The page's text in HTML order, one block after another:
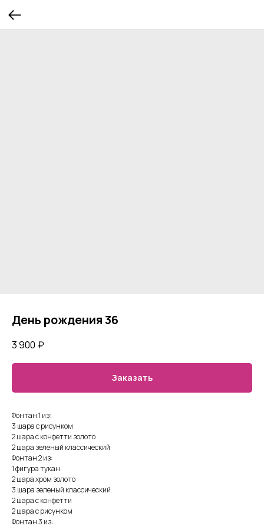
День рождения 36
3 900 ₽
Заказать
Фонтан 1 из:
3 шара с рисунком
2 шара с конфетти золото
2 шара зеленый классический
Фонтан 2 из:
1 фигура тукан
2 шара хром золото
3 шара зеленый классический
2 шара с конфетти
2 шара с рисунком
Фонтан 3 из: